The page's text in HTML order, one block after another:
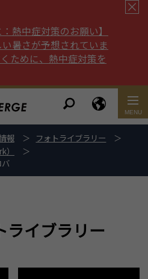
熱中症対策のお願い】
暑さが予想されていま
ために、熱中症対策を
報
フォトライブラリー
ライブラリー